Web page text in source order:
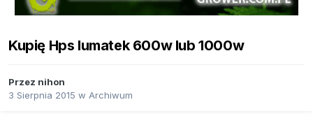
Kupię Hps lumatek 600w lub 1000w
Przez nihon
3 Sierpnia 2015 w Archiwum